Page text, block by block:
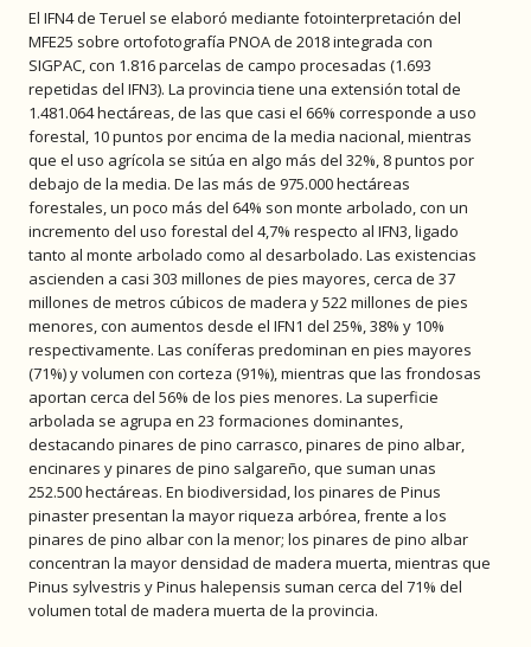
El IFN4 de Teruel se elaboró mediante fotointerpretación del
MFE25 sobre ortofotografía PNOA de 2018 integrada con
SIGPAC, con 1.816 parcelas de campo procesadas (1.693
repetidas del IFN3). La provincia tiene una extensión total de
1.481.064 hectáreas, de las que casi el 66% corresponde a uso
forestal, 10 puntos por encima de la media nacional, mientras
que el uso agrícola se sitúa en algo más del 32%, 8 puntos por
debajo de la media. De las más de 975.000 hectáreas
forestales, un poco más del 64% son monte arbolado, con un
incremento del uso forestal del 4,7% respecto al IFN3, ligado
tanto al monte arbolado como al desarbolado. Las existencias
ascienden a casi 303 millones de pies mayores, cerca de 37
millones de metros cúbicos de madera y 522 millones de pies
menores, con aumentos desde el IFN1 del 25%, 38% y 10%
respectivamente. Las coníferas predominan en pies mayores
(71%) y volumen con corteza (91%), mientras que las frondosas
aportan cerca del 56% de los pies menores. La superficie
arbolada se agrupa en 23 formaciones dominantes,
destacando pinares de pino carrasco, pinares de pino albar,
encinares y pinares de pino salgareño, que suman unas
252.500 hectáreas. En biodiversidad, los pinares de Pinus
pinaster presentan la mayor riqueza arbórea, frente a los
pinares de pino albar con la menor; los pinares de pino albar
concentran la mayor densidad de madera muerta, mientras que
Pinus sylvestris y Pinus halepensis suman cerca del 71% del
volumen total de madera muerta de la provincia.